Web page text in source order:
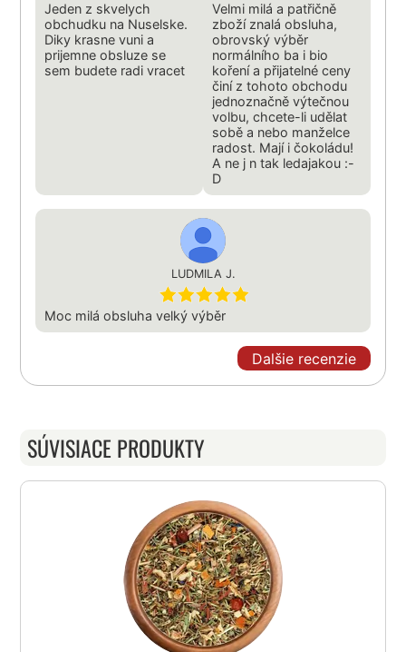
Jeden z skvelych
obchudku na Nuselske.
Diky krasne vuni a
prijemne obsluze se
sem budete radi vracet
Velmi milá a patřičně
zboží znalá obsluha,
obrovský výběr
normálního ba i bio
koření a přijatelné ceny
činí z tohoto obchodu
jednoznačně výtečnou
volbu, chcete-li udělat
sobě a nebo manželce
radost. Mají i čokoládu!
A ne j n tak ledajakou :-
D
LUDMILA J.
Moc milá obsluha velký výběr
Dalšie recenzie
SÚVISIACE PRODUKTY